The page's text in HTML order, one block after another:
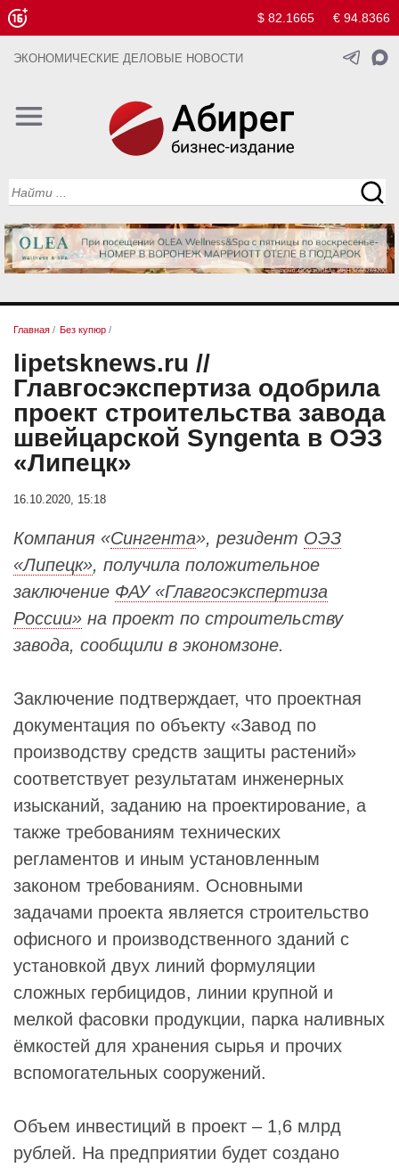
$ 82.1665 € 94.8366
ЭКОНОМИЧЕСКИЕ ДЕЛОВЫЕ НОВОСТИ
Главная / Без купюр /
lipetsknews.ru //
Главгосэкспертиза одобрила
проект строительства завода
швейцарской Syngenta в ОЭЗ
«Липецк»
16.10.2020, 15:18
Компания «Сингента», резидент ОЭЗ
«Липецк», получила положительное
заключение ФАУ «Главгосэкспертиза
России» на проект по строительству
завода, сообщили в экономзоне.
Заключение подтверждает, что проектная
документация по объекту «Завод по
производству средств защиты растений»
соответствует результатам инженерных
изысканий, заданию на проектирование, а
также требованиям технических
регламентов и иным установленным
законом требованиям. Основными
задачами проекта является строительство
офисного и производственного зданий с
установкой двух линий формуляции
сложных гербицидов, линии крупной и
мелкой фасовки продукции, парка наливных
ёмкостей для хранения сырья и прочих
вспомогательных сооружений.
Объем инвестиций в проект – 1,6 млрд
рублей. На предприятии будет создано